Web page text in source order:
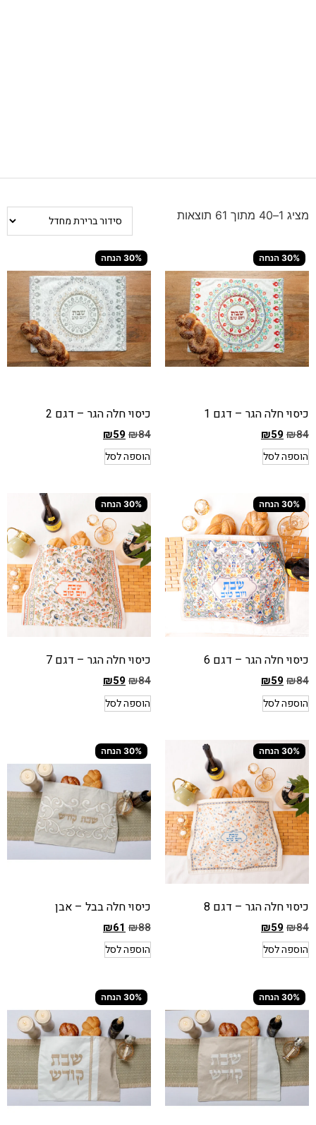
מציג 1–40 מתוך 61 תוצאות
30% הנחה
כיסוי חלה הגר – דגם 1
₪84
₪59
המחיר
הקודם
₪84
המחיר
הנוכחי
הוא
₪59
הוספה לסל
30% הנחה
כיסוי חלה הגר – דגם 2
₪84
₪59
המחיר
הקודם
₪84
המחיר
הנוכחי
הוא
₪59
הוספה לסל
30% הנחה
כיסוי חלה הגר – דגם 6
₪84
₪59
המחיר
הקודם
₪84
המחיר
הנוכחי
הוא
₪59
הוספה לסל
30% הנחה
כיסוי חלה הגר – דגם 7
₪84
₪59
המחיר
הקודם
₪84
המחיר
הוא
₪59
הוספה לסל
30% הנחה
כיסוי חלה הגר – דגם 8
₪84
₪59
המחיר
הקודם
₪84
המחיר
הוא
₪59
הוספה לסל
30% הנחה
כיסוי חלה בבל – אבן
₪88
₪61
המחיר
הקודם
₪88
המחיר
הוא
₪61
הוספה לסל
30% הנחה 30% הנחה